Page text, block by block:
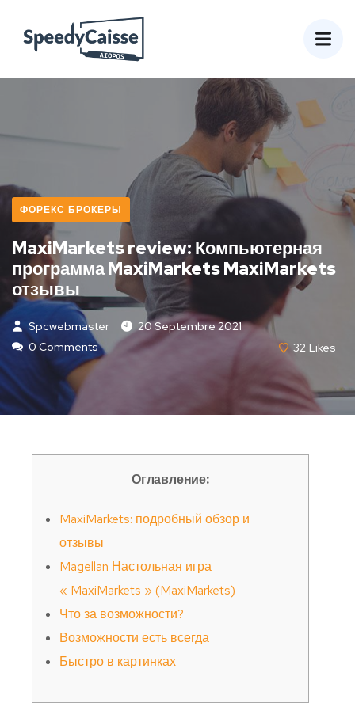
ФОРЕКС БРОКЕРЫ
MaxiMarkets review: Компьютерная
программа MaxiMarkets MaxiMarkets
отзывы
Spcwebmaster
20 Septembre 2021
0 Comments
32 Likes
Оглавление:
MaxiMarkets: подробный обзор и
отзывы
Magellan Настольная игра
« MaxiMarkets » (MaxiMarkets)
Что за возможности?
Возможности есть всегда
Быстро в картинках